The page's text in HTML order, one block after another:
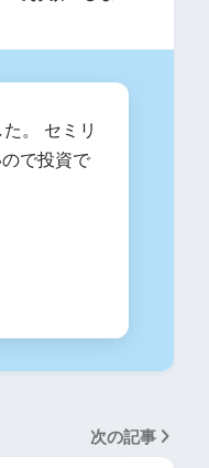
。 セミリ
で投資で
次の記事